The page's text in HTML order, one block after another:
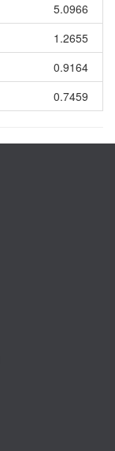
5.0966
1.2655
0.9164
0.7459